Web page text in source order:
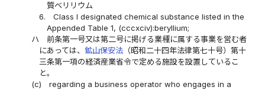
質ベリリウム
6.
Class I designated chemical substance listed in the
Appended Table 1, (cccxciv):beryllium;
ハ
前条第一号又は第二号に掲げる業種に属する事業を営む者
にあっては、 鉱山保安法（昭和二十四年法律第七十号）第十
三条第一項の経済産業省令で定める施設を設置しているこ
と。
(c)
regarding a business operator who engages in a